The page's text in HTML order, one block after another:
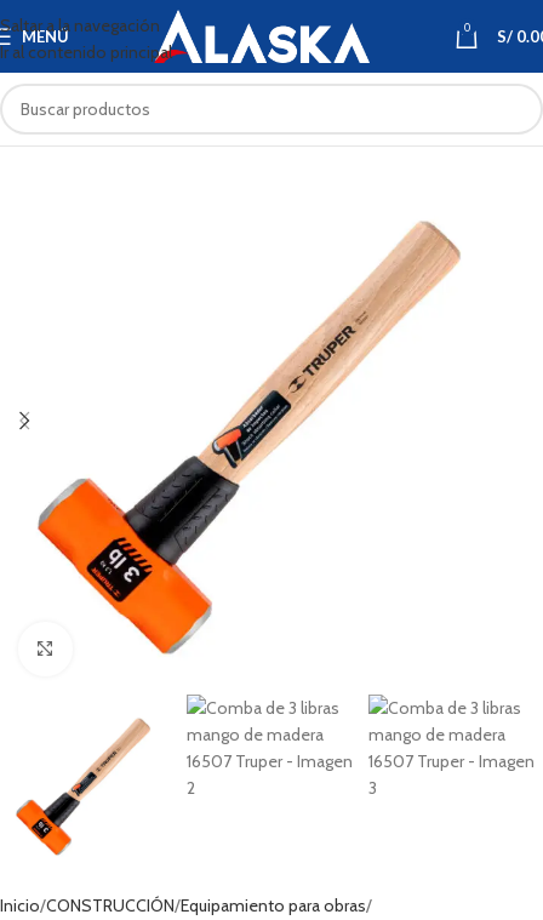
Saltar a la navegación
Ir al contenido principal
MENÚ 0 S/
Haga clic para ampliar
Inicio CONSTRUCCIÓN Equipamiento para obras